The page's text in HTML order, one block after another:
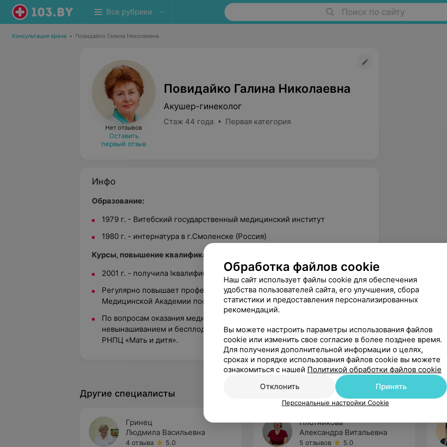
Все рубрики Поиск по сайту
Консультация врача • Повидайко Галина Николаевна
Нет отзывов
Оставить
первый отзыв
Повидайко Галина Николаевна
Акушер-гинеколог
Стаж 44 года • Первая категория
Инфо
Образование:
1979 г. - Витебский государственный медицинский институт
1980 г. - интернатура в г.Смоленске (Россия)
Курсы, повышение квалификации:
2001 г. - получила Iквалификационную категорию.
Регулярно повышает профессиональную квалификацию в Белорусской
Медицинской Академии последипломного образования.
По вопросам оказания медицинской помощи женщинам с
невынашиванием и бесплодием прошла обучение на рабочем месте в
РНПЦ «Мать и дитя».
Другие специалисты
Гринец
Людмила Васильевна
4 отзыва 5.0
Плотникова
Александра Витальевна
5 отзывов 5.0
Обработка файлов cookie
Наш сайт использует файлы cookie для обеспечения
удобства пользователей сайта, его улучшения, сбора
статистики и предоставления персонализированных
рекомендаций.
Вы можете настроить параметры использования файлов
cookie или изменить свое согласие в более позднее время.
Для получения дополнительной информации о целях,
сроках и порядке использования файлов cookie вы можете
ознакомиться с нашей Политикой обработки файлов cookie
Отклонить
Принять
Персональные настройки Cookie